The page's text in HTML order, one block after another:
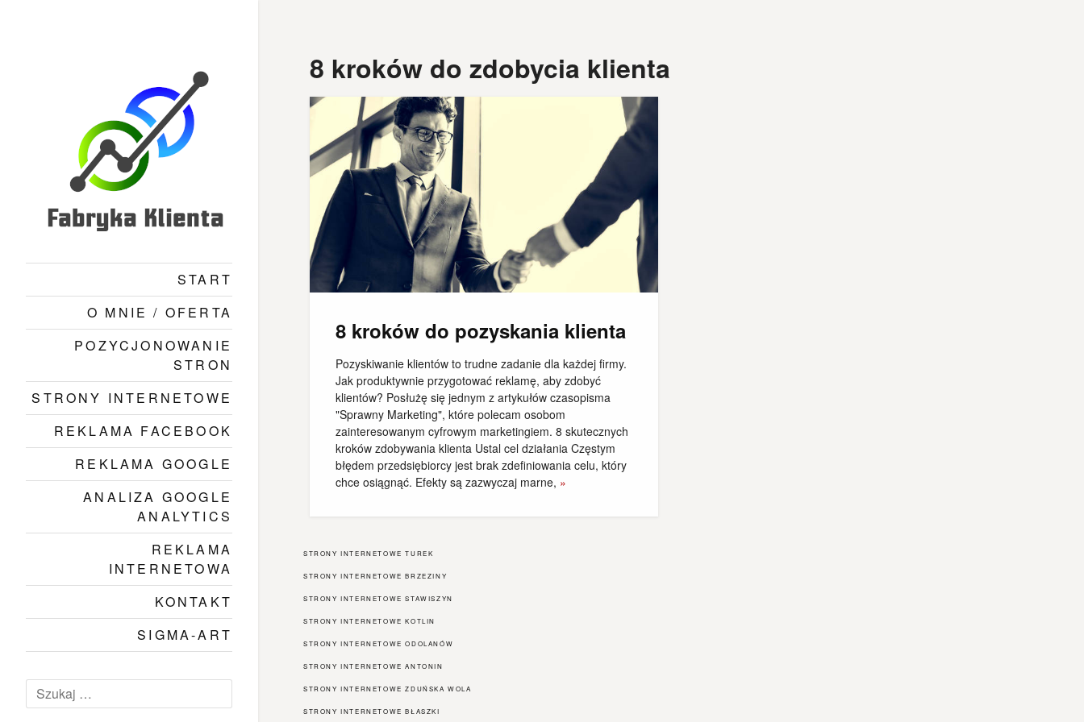
START
O MNIE / OFERTA
POZYCJONOWANIE
STRON
STRONY INTERNETOWE
REKLAMA FACEBOOK
REKLAMA GOOGLE
ANALIZA GOOGLE
ANALYTICS
REKLAMA
INTERNETOWA
KONTAKT
SIGMA-ART
Szukaj:
8 kroków do zdobycia klienta
8 kroków do pozyskania klienta
Pozyskiwanie klientów to trudne zadanie dla każdej firmy.
Jak produktywnie przygotować reklamę, aby zdobyć
klientów? Posłużę się jednym z artykułów czasopisma
"Sprawny Marketing", które polecam osobom
zainteresowanym cyfrowym marketingiem. 8 skutecznych
kroków zdobywania klienta Ustal cel działania Częstym
błędem przedsiębiorcy jest brak zdefiniowania celu, który
chce osiągnąć. Efekty są zazwyczaj marne, »
STRONY INTERNETOWE TUREK
STRONY INTERNETOWE BRZEZINY
STRONY INTERNETOWE STAWISZYN
STRONY INTERNETOWE KOTLIN
STRONY INTERNETOWE ODOLANÓW
STRONY INTERNETOWE ANTONIN
STRONY INTERNETOWE ZDUŃSKA WOLA
STRONY INTERNETOWE BŁASZKI